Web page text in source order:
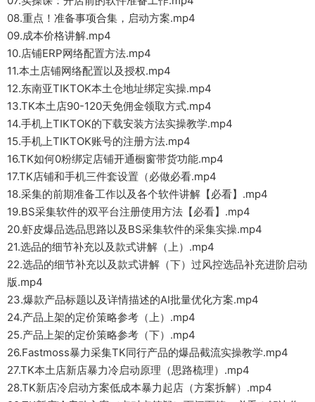
08.重点！准备事项合集，启动方案.mp4
09.成本价格讲解.mp4
10.店铺ERP网络配置方法.mp4
11.本土店铺网络配置以及授权.mp4
12.东南亚TIKTOK本土仓地址绑定实操.mp4
13.TK本土店90-120天免佣金领取方式.mp4
14.手机上TIKTOK的下载安装方法实操教学.mp4
15.手机上TIKTOK账号的注册方法.mp4
16.TK如何0粉绑定店铺开通橱窗带货功能.mp4
17.TK店铺和手机三件套设置（必做必看.mp4
18.采集的前期准备工作以及各个软件讲解【必看】.mp4
19.BS采集软件的双平台注册使用方法【必看】.mp4
20.虾皮爆品选品思路以及BS采集软件的采集实操.mp4
21.选品的细节补充以及款式讲解（上）.mp4
22.选品的细节补充以及款式讲解（下）过风控选品补充进阶启动
版.mp4
23.爆款产品标题以及详情描述的AI批量优化方案.mp4
24.产品上架的定价策略参考（上）.mp4
25.产品上架的定价策略参考（下）.mp4
26.Fastmoss暴力采集TK同行产品的爆品截流实操教学.mp4
27.TK本土店新店暴力冷启动原理（思路梳理）.mp4
28.TK新店冷启动方案低成本暴力起店（方案拆解）.mp4